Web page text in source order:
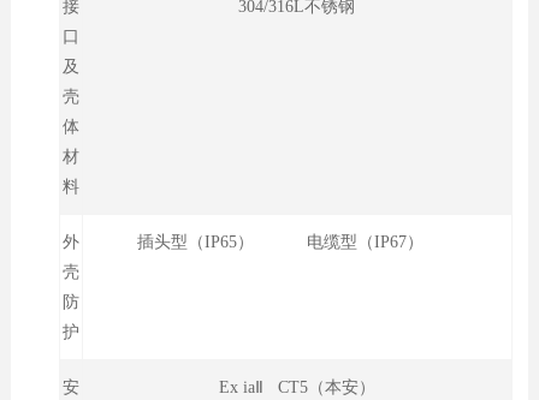
接
口
及
壳
体
材
料
304/316L不锈钢
外
壳
防
护
插头型（IP65） 电缆型（IP67）
安
Ex iaⅡ CT5（本安）